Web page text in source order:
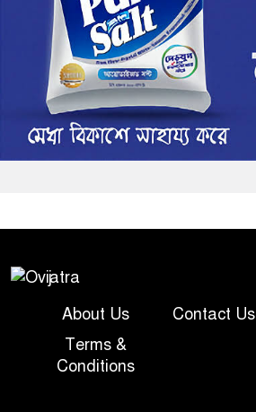
About Us Contact Us
Terms &
Conditions